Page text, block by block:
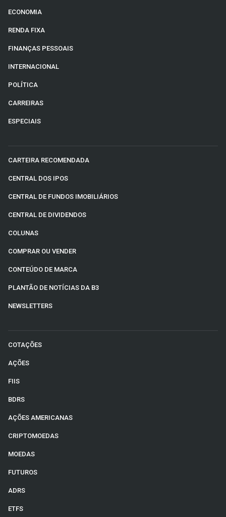
ECONOMIA
RENDA FIXA
FINANÇAS PESSOAIS
INTERNACIONAL
POLÍTICA
CARREIRAS
ESPECIAIS
CARTEIRA RECOMENDADA
CENTRAL DOS IPOS
CENTRAL DE FUNDOS IMOBILIÁRIOS
CENTRAL DE DIVIDENDOS
COLUNAS
COMPRAR OU VENDER
CONTEÚDO DE MARCA
PLANTÃO DE NOTÍCIAS DA B3
NEWSLETTERS
COTAÇÕES
AÇÕES
FIIS
BDRS
AÇÕES AMERICANAS
CRIPTOMOEDAS
MOEDAS
FUTUROS
ADRS
ETFS